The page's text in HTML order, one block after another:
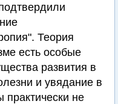
Теория
есть особые
развития в
и увядание в
практически не